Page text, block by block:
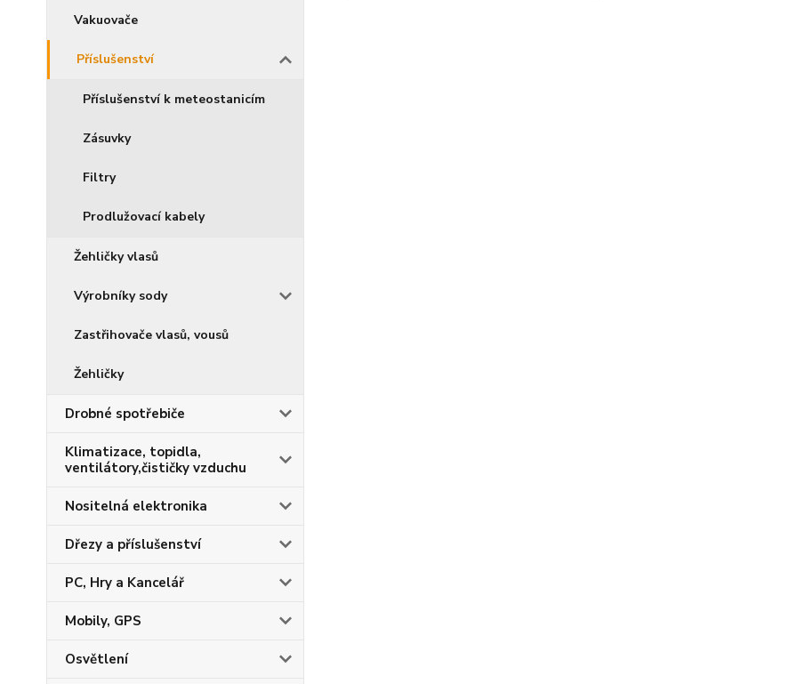
Vakuovače
Příslušenství
Příslušenství k meteostanicím
Zásuvky
Filtry
Prodlužovací kabely
Žehličky vlasů
Výrobníky sody
Zastřihovače vlasů, vousů
Žehličky
Drobné spotřebiče
Klimatizace, topidla,
ventilátory,čističky vzduchu
Nositelná elektronika
Dřezy a příslušenství
PC, Hry a Kancelář
Mobily, GPS
Osvětlení